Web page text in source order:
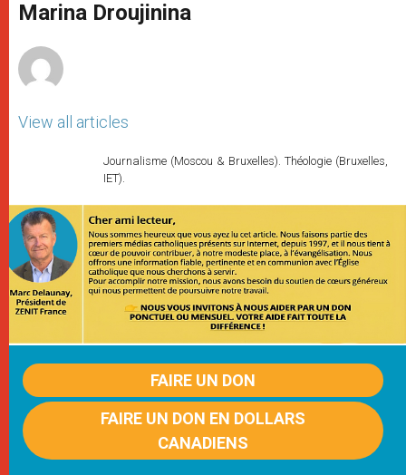
p
p
g
e
o
k
r
Marina Droujinina
View all articles
Journalisme (Moscou & Bruxelles). Théologie (Bruxelles,
IET).
FAIRE UN DON
FAIRE UN DON EN DOLLARS
CANADIENS